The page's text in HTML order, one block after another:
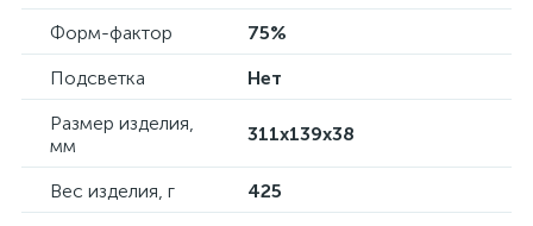
Форм-фактор
75%
Подсветка
Нет
Размер изделия,
мм
311х139х38
Вес изделия, г
425